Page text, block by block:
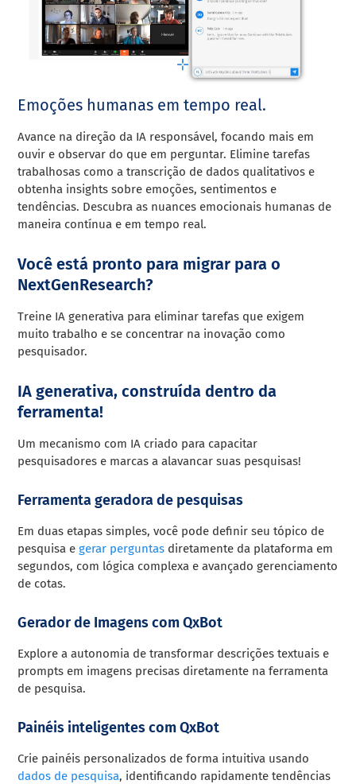
Emoções humanas em tempo real.
Avance na direção da IA responsável, focando mais em
ouvir e observar do que em perguntar. Elimine tarefas
trabalhosas como a transcrição de dados qualitativos e
obtenha insights sobre emoções, sentimentos e
tendências. Descubra as nuances emocionais humanas de
maneira contínua e em tempo real.
Você está pronto para migrar para o
NextGenResearch?
Treine IA generativa para eliminar tarefas que exigem
muito trabalho e se concentrar na inovação como
pesquisador.
IA generativa, construída dentro da
ferramenta!
Um mecanismo com IA criado para capacitar
pesquisadores e marcas a alavancar suas pesquisas!
Ferramenta geradora de pesquisas
Em duas etapas simples, você pode definir seu tópico de
pesquisa e gerar perguntas diretamente da plataforma em
segundos, com lógica complexa e avançado gerenciamento
de cotas.
Gerador de Imagens com QxBot
Explore a autonomia de transformar descrições textuais e
prompts em imagens precisas diretamente na ferramenta
de pesquisa.
Painéis inteligentes com QxBot
Crie painéis personalizados de forma intuitiva usando
dados de pesquisa, identificando rapidamente tendências